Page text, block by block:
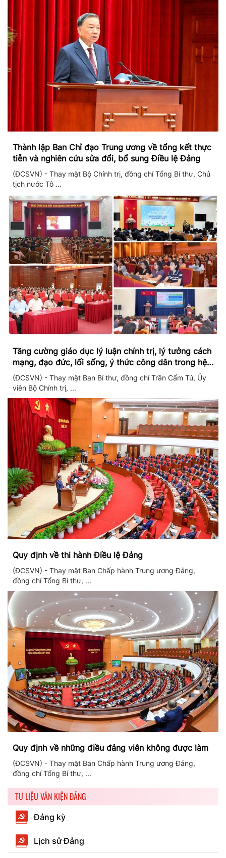
Thành lập Ban Chỉ đạo Trung ương về tổng kết thực
tiễn và nghiên cứu sửa đổi, bổ sung Điều lệ Đảng
(ĐCSVN) - Thay mặt Bộ Chính trị, đồng chí Tổng Bí thư, Chủ
tịch nước Tô ...
Tăng cường giáo dục lý luận chính trị, lý tưởng cách
mạng, đạo đức, lối sống, ý thức công dân trong hệ
thống giáo dục quốc dân
(ĐCSVN) - Thay mặt Ban Bí thư, đồng chí Trần Cẩm Tú, Ủy
viên Bộ Chính trị, ...
Quy định về thi hành Điều lệ Đảng
(ĐCSVN) - Thay mặt Ban Chấp hành Trung ương Đảng,
đồng chí Tổng Bí thư, ...
Quy định về những điều đảng viên không được làm
(ĐCSVN) - Thay mặt Ban Chấp hành Trung ương Đảng,
đồng chí Tổng Bí thư, ...
TƯ LIỆU VĂN KIỆN ĐẢNG
Đảng kỳ
Lịch sử Đảng